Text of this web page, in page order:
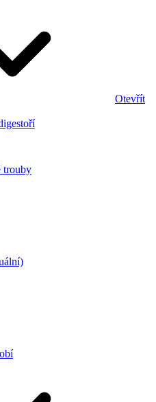
Otevřít
trouby